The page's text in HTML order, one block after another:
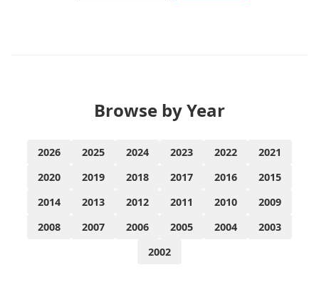
Browse by Year
2026 2025 2024 2023 2022
2021
2020
2019 2018 2017 2016
2015
2014
2013 2012 2011 2010
2009
2008
2007 2006 2005 2004
2003
2002